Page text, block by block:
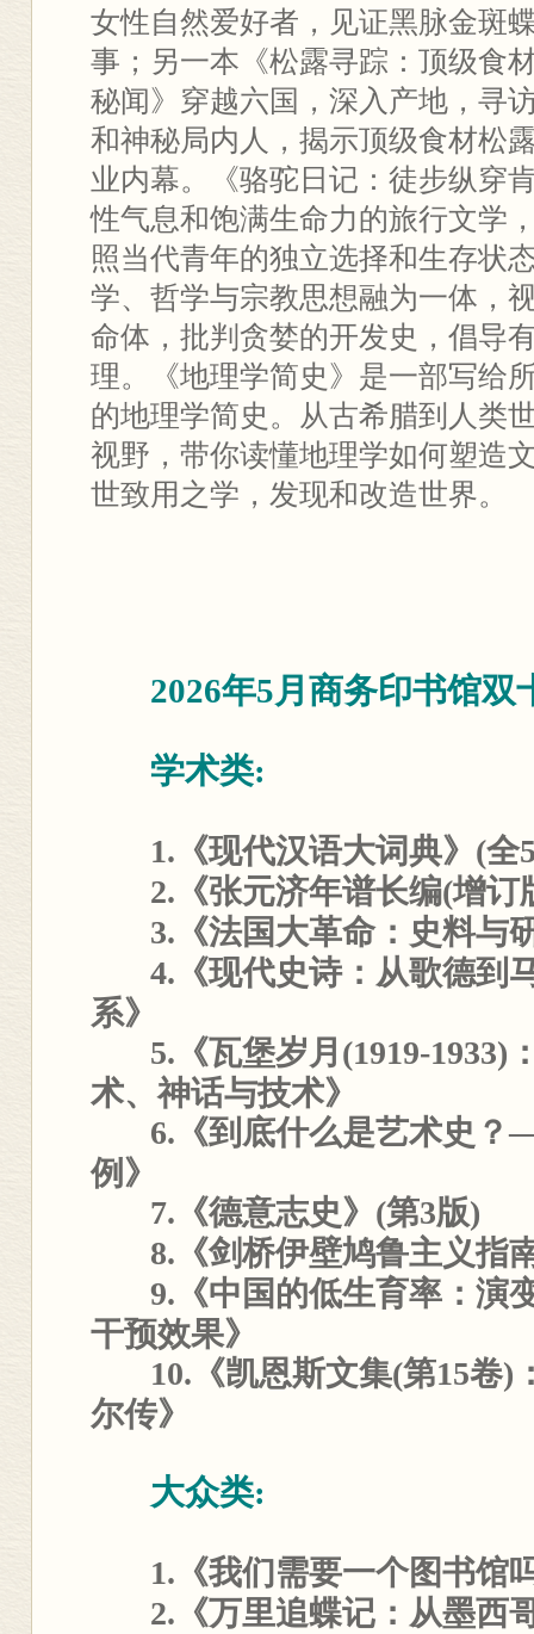
女性自然爱好者，见证黑脉金斑
事；另一本《松露寻踪：顶级食
秘闻》穿越六国，深入产地，寻
和神秘局内人，揭示顶级食材松
业内幕。《骆驼日记：徒步纵穿
性气息和饱满生命力的旅行文学
照当代青年的独立选择和生存状
学、哲学与宗教思想融为一体，
命体，批判贪婪的开发史，倡导
理。《地理学简史》是一部写给
的地理学简史。从古希腊到人类
视野，带你读懂地理学如何塑造
世致用之学，发现和改造世界。
2026年5月商务印书馆双
学术类:
1.《现代汉语大词典》(全
2.《张元济年谱长编(增订
3.《法国大革命：史料与
4.《现代史诗：从歌德到
系》
5.《瓦堡岁月(1919-1933)
术、神话与技术》
6.《到底什么是艺术史
例》
7.《德意志史》(第3版)
8.《剑桥伊壁鸠鲁主义指
9.《中国的低生育率：演
干预效果》
10.《凯恩斯文集(第15卷)
尔传》
大众类:
1.《我们需要一个图书馆
2.《万里追蝶记：从墨西